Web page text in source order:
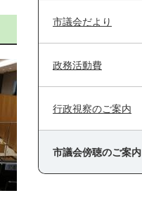
市議会だより
政務活動費
行政視察のご案内
市議会傍聴のご案内